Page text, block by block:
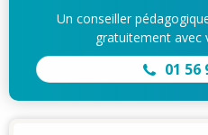
Un conseiller
gratuitement avec
01 56